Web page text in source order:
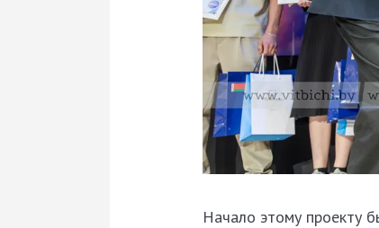
Начало этому проекту